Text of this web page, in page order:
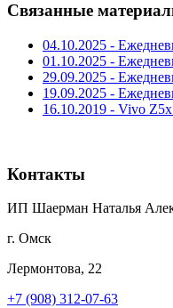
Связанные
04.10.2025 -
01.10.2025 -
29.09.2025 -
19.09.2025 -
16.10.2019 - Vivo
Контакты
ИП Шаерман Наталья
г. Омск
Лермонтова, 22
+7 (908) 312-07-63